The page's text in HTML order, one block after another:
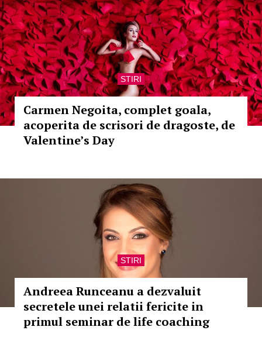
STIRI
Carmen Negoita, complet goala,
acoperita de scrisori de dragoste, de
Valentine’s Day
STIRI
Andreea Runceanu a dezvaluit
secretele unei relatii fericite in
primul seminar de life coaching